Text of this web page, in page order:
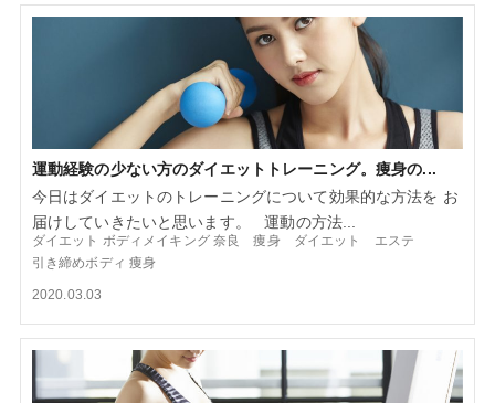
運動経験の少ない方のダイエットトレーニング。痩身の...
今日はダイエットのトレーニングについて効果的な方法を お
届けしていきたいと思います。 運動の方法...
ダイエット ボディメイキング 奈良 痩身 ダイエット エステ
引き締めボディ 痩身
2020.03.03